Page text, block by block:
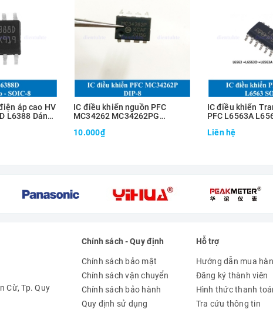
áp cao HV
L6388 Dán
IC điều khiển nguồn PFC
MC34262 MC34262PG
10.000₫
IC điều khiển
PFC L6563A
Liên hệ
Cừ, Tp. Quy
Chính sách - Quy định
Chính sách bảo mật
Chính sách vận chuyển
Chính sách bảo hành
Quy định sử dụng
Hỗ trợ
Hướng dẫn mua
Đăng ký thành viên
Hình thức thanh
Tra cứu thông tin